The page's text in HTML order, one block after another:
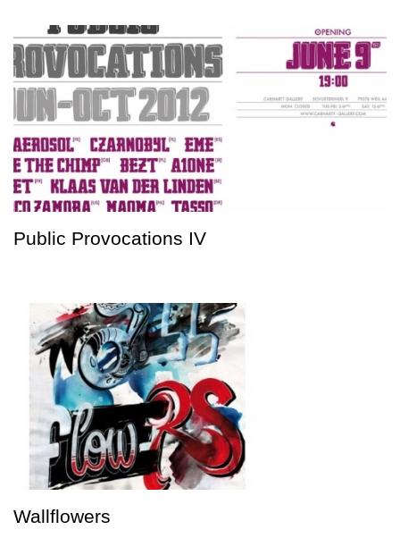
Public Provocations IV
Wallflowers